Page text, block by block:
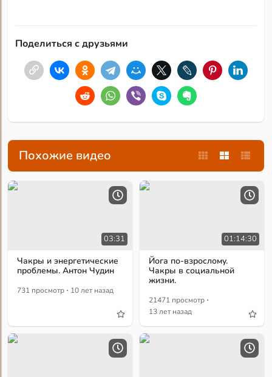
Поделиться с друзьями
Похожие видео
03:31
Чакры и энергетические
проблемы. Антон Чудин
731 просмотр · 10 лет назад
01:14:30
Йога по-взрослому.
Чакры в социальной
жизни.
21471 просмотр ·
13 лет назад